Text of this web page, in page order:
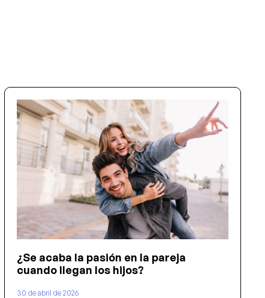
¿Se acaba la pasión en la pareja
cuando llegan los hijos?
30 de abril de 2026